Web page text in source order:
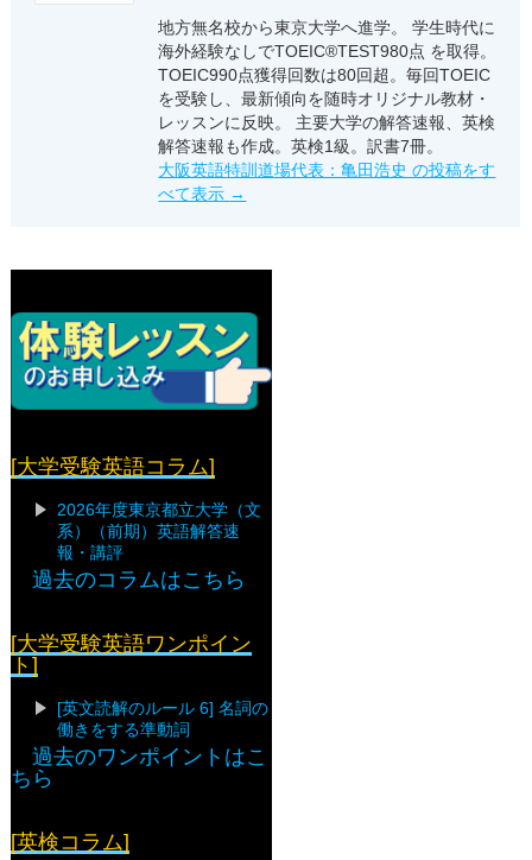
地方無名校から東京大学へ進学。 学生時代に
海外経験なしでTOEIC®TEST980点 を取得。
TOEIC990点獲得回数は80回超。毎回TOEIC
を受験し、最新傾向を随時オリジナル教材・
レッスンに反映。 主要大学の解答速報、英検
解答速報も作成。英検1級。訳書7冊。
大阪英語特訓道場代表：亀田浩史 の投稿をす
べて表示 →
[大学受験英語コラム]
2026年度東京都立大学（文
系）（前期）英語解答速
報・講評
過去のコラムはこちら
[大学受験英語ワンポイン
ト]
[英文読解のルール 6] 名詞の
働きをする準動詞
過去のワンポイントはこ
ちら
[英検コラム]